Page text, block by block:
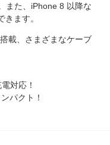
また、iPhone 8 以降な
ます。
載、さまざまなケーブ
対応！
パクト！